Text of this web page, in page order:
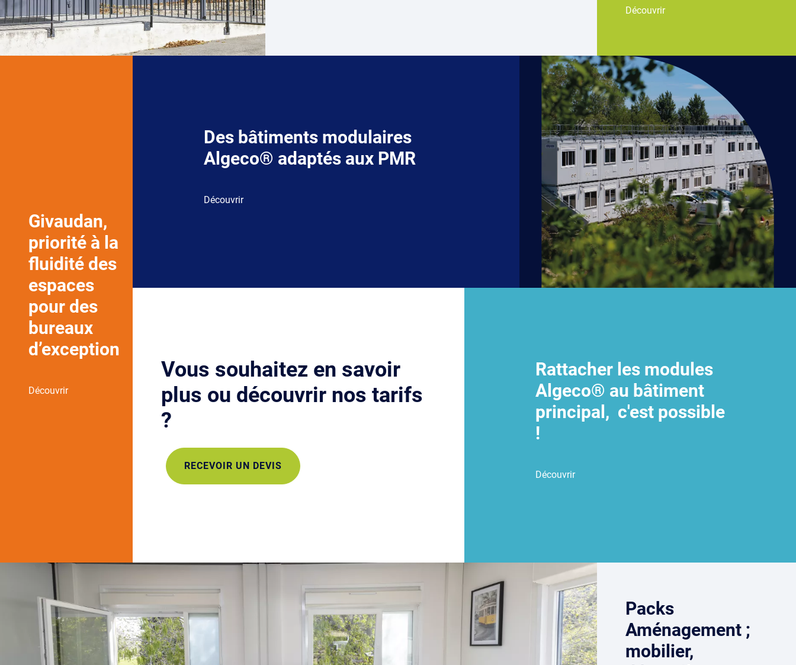
Découvrir
Givaudan,
priorité à la
fluidité des
espaces
pour des
bureaux
d’exception
Découvrir
Des bâtiments modulaires
Algeco® adaptés aux PMR
Découvrir
Vous souhaitez en savoir
plus ou découvrir nos tarifs
?
RECEVOIR UN DEVIS
Rattacher les modules
Algeco® au bâtiment
principal, c'est possible
!
Découvrir
Packs
Aménagement ;
mobilier,